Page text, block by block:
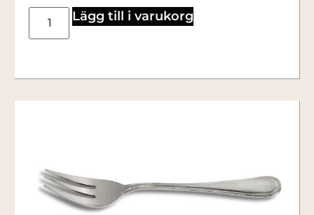
Lägg till i varukorg